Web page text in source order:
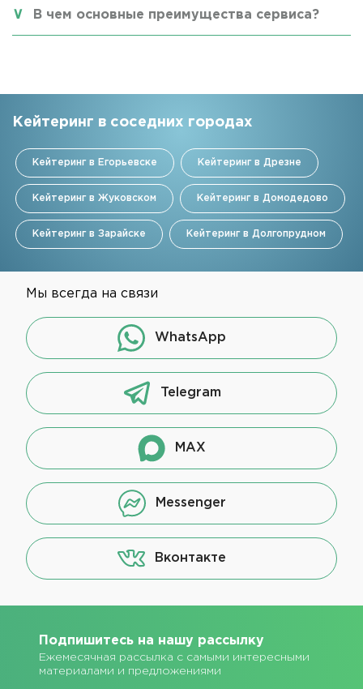
В чем основные преимущества сервиса?
Кейтеринг в соседних городах
Кейтеринг в Егорьевске Кейтеринг в Дрезне
Кейтеринг в Жуковском Кейтеринг в Домодедово
Кейтеринг в Зарайске Кейтеринг в Долгопрудном
Мы всегда на связи
WhatsApp
Telegram
MAX
Messenger
Вконтакте
Подпишитесь на нашу рассылку
Ежемесячная рассылка с самыми интересными
материалами и предложениями